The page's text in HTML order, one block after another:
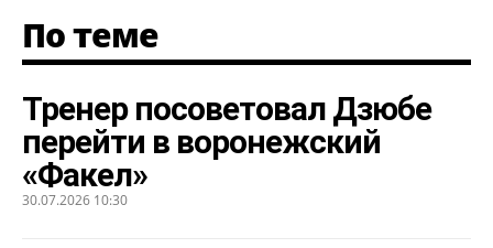
По теме
Тренер посоветовал Дзюбе
перейти в воронежский
«Факел»
30.07.2026 10:30